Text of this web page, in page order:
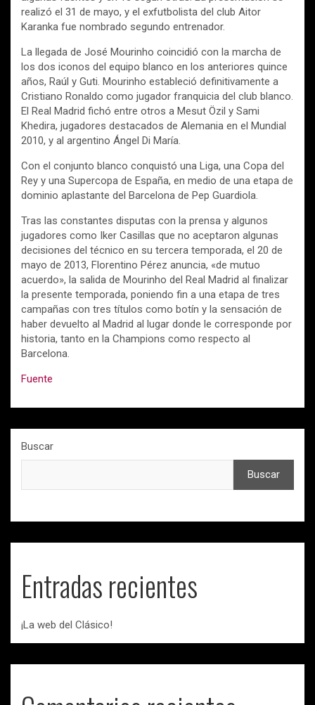
realizó el 31 de mayo, y el exfutbolista del club Aitor
Karanka fue nombrado segundo entrenador.
La llegada de José Mourinho coincidió con la marcha de
los dos iconos del equipo blanco en los anteriores quince
años, Raúl y Guti. Mourinho estableció definitivamente a
Cristiano Ronaldo como jugador franquicia del club blanco.
El Real Madrid fichó entre otros a Mesut Özil y Sami
Khedira, jugadores destacados de Alemania en el Mundial
2010, y al argentino Ángel Di María.
Con el conjunto blanco conquistó una Liga, una Copa del
Rey y una Supercopa de España, en medio de una etapa de
dominio aplastante del Barcelona de Pep Guardiola.
Tras las constantes disputas con la prensa y algunos
jugadores como Iker Casillas que no aceptaron algunas
decisiones del técnico en su tercera temporada, el 20 de
mayo de 2013, Florentino Pérez anuncia, «de mutuo
acuerdo», la salida de Mourinho del Real Madrid al finalizar
la presente temporada, poniendo fin a una etapa de tres
campañas con tres títulos como botín y la sensación de
haber devuelto al Madrid al lugar donde le corresponde por
historia, tanto en la Champions como respecto al
Barcelona.
Fuente
Buscar
Buscar
Entradas recientes
¡La web del Clásico!